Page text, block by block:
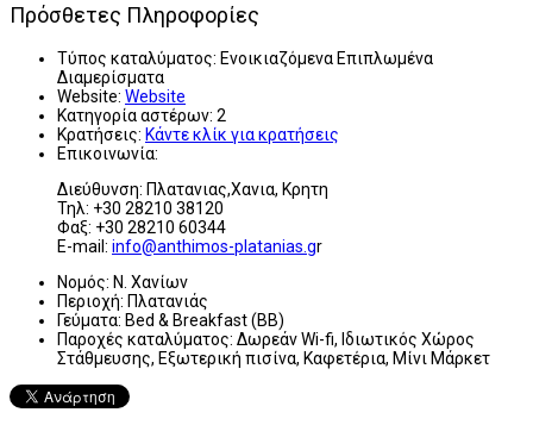
Πρόσθετες Πληροφορίες
Τύπος καταλύματος: Ενοικιαζόμενα Επιπλωμένα
Διαμερίσματα
Website: Website
Κατηγορία αστέρων: 2
Κρατήσεις: Κάντε κλίκ για κρατήσεις
Επικοινωνία:
Διεύθυνση: Πλατανιας,Χανια, Κρητη
Τηλ: +30 28210 38120
Φαξ: +30 28210 60344
E-mail: info@anthimos-platanias.gr
Νομός: Ν. Χανίων
Περιοχή: Πλατανιάς
Γεύματα: Bed & Breakfast (BB)
Παροχές καταλύματος: Δωρεάν Wi-fi, Ιδιωτικός Χώρος
Στάθμευσης, Εξωτερική πισίνα, Καφετέρια, Μίνι Μάρκετ